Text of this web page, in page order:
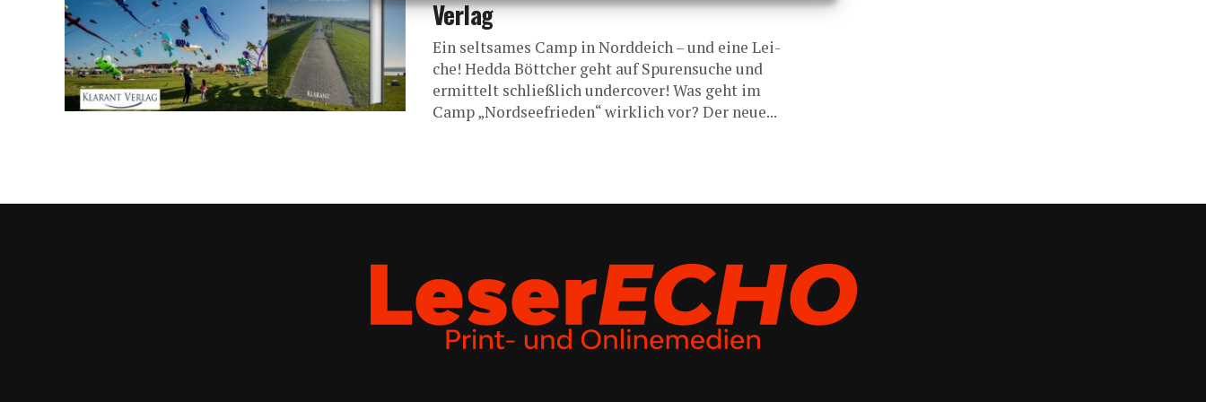
Verlag
Ein selt­sa­mes Camp in Nord­deich – und eine Lei­
che! Hed­da Bött­cher geht auf Spu­ren­su­che und
ermit­telt schließ­lich under­co­ver! Was geht im
Camp „Nord­see­frie­den“ wirk­lich vor? Der neue...